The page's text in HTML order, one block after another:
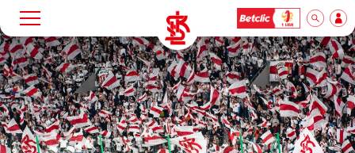
Klub
Mecze
Szukaj